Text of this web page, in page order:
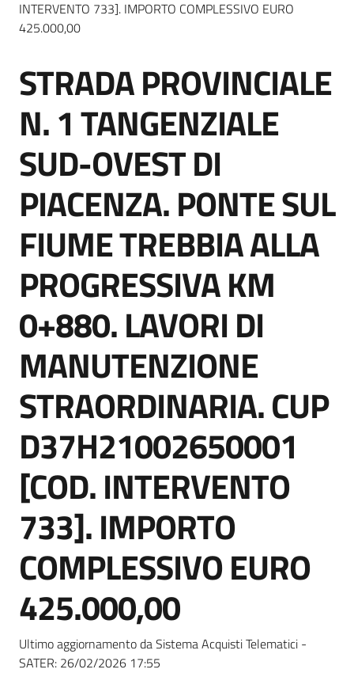
e
strumenti
acquisto
Supporto
Piattaforme
telematiche
English
site
Seguici
su
INTERVENTO 733]. IMPORTO COMPLESSIVO EURO
425.000,00
Salta al contenuto
STRADA PROVINCIALE
N. 1 TANGENZIALE
SUD-OVEST DI
PIACENZA. PONTE SUL
FIUME TREBBIA ALLA
PROGRESSIVA KM
0+880. LAVORI DI
MANUTENZIONE
STRAORDINARIA. CUP
D37H21002650001
[COD. INTERVENTO
733]. IMPORTO
COMPLESSIVO EURO
425.000,00
Ultimo aggiornamento da Sistema Acquisti Telematici -
SATER: 26/02/2026 17:55